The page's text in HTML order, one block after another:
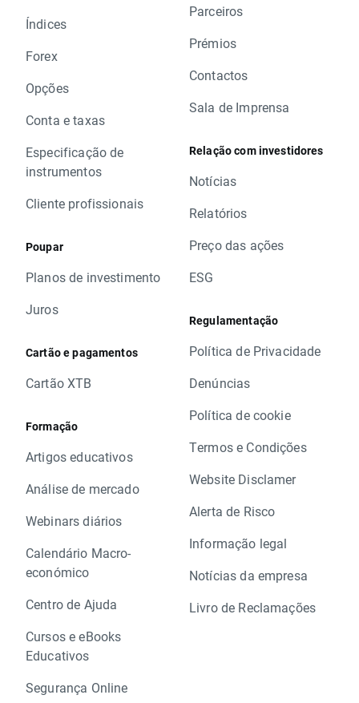
Índices
Forex
Opções
Conta e taxas
Especificação de
instrumentos
Cliente profissionais
Poupar
Planos de investimento
Juros
Cartão e pagamentos
Cartão XTB
Formação
Artigos educativos
Análise de mercado
Webinars diários
Calendário Macro-
económico
Centro de Ajuda
Cursos e eBooks
Educativos
Segurança Online
Parceiros
Prémios
Contactos
Sala de Imprensa
Relação com investidores
Notícias
Relatórios
Preço das ações
ESG
Regulamentação
Política de Privacidade
Denúncias
Política de cookie
Termos e Condições
Website Disclamer
Alerta de Risco
Informação legal
Notícias da empresa
Livro de Reclamações